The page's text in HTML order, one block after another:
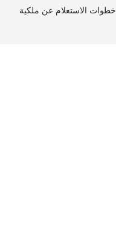
خطوات الاستعلام عن ملكية